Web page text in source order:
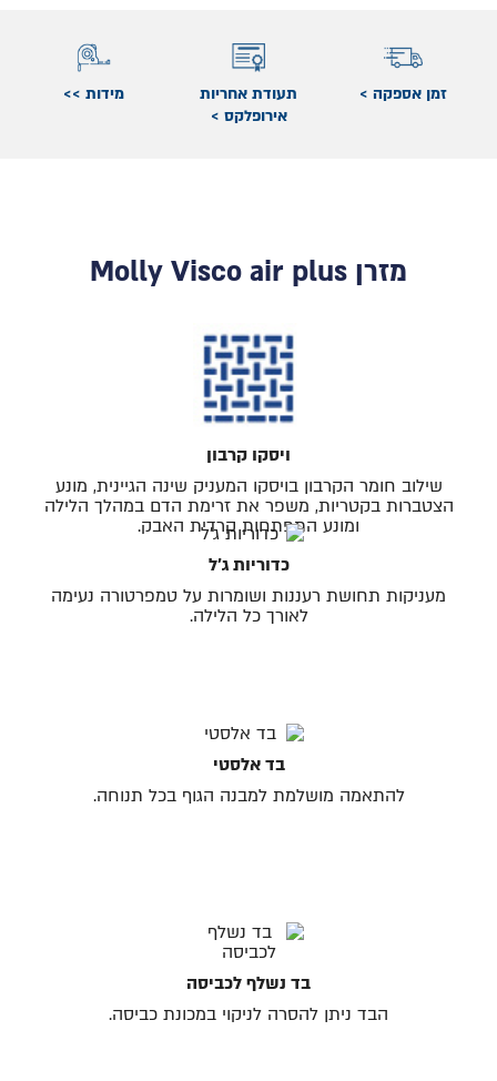
זמן אספקה >
תעודת אחריות
אירופלקס >
מידות >>
מזרן Molly Visco air plus
ויסקו קרבון
שילוב חומר הקרבון בויסקו המעניק שינה הגיינית, מונע
הצטברות בקטריות, משפר את זרימת הדם במהלך הלילה
ומונע התפתחות קרדית האבק.
כדוריות ג׳ל
מעניקות תחושת רעננות ושומרות על טמפרטורה נעימה
לאורך כל הלילה.
בד אלסטי
להתאמה מושלמת למבנה הגוף בכל תנוחה.
בד נשלף לכביסה
הבד ניתן להסרה לניקוי במכונת כביסה.